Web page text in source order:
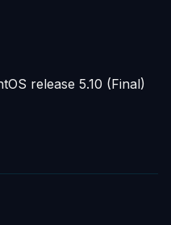
release 5.10 (Final)